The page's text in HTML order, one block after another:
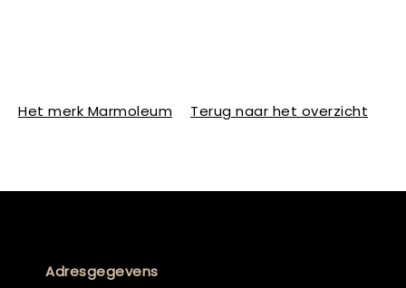
Het merk Marmoleum Terug naar het overzicht
Adresgegevens